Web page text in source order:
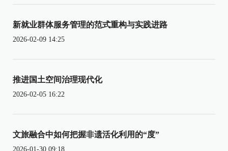
新就业群体服务管理的范式重构与实践进路
2026-02-09 14:25
推进国土空间治理现代化
2026-02-05 16:22
文旅融合中如何把握非遗活化利用的“度”
2026-01-30 09:18